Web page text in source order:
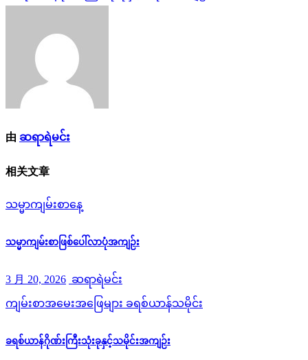
由 ဆရာရဲမင်း
相关文章
သမ္မာကျမ်းစာနေ့
သမ္မာကျမ်းစာဖြစ်ပေါ်လာပုံအကျဉ်း
3 月 20, 2026 ဆရာရဲမင်း
ကျမ်းစာအမေးအဖြေများ ခရစ်ယာန်သမိုင်း
ခရစ်ယာန်ဂိုဏ်းကြီးသုံးခုနှင့်သမိုင်းအကျဉ်း